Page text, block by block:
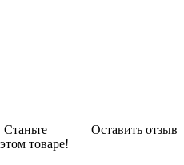
Оставить отзыв
товаре!